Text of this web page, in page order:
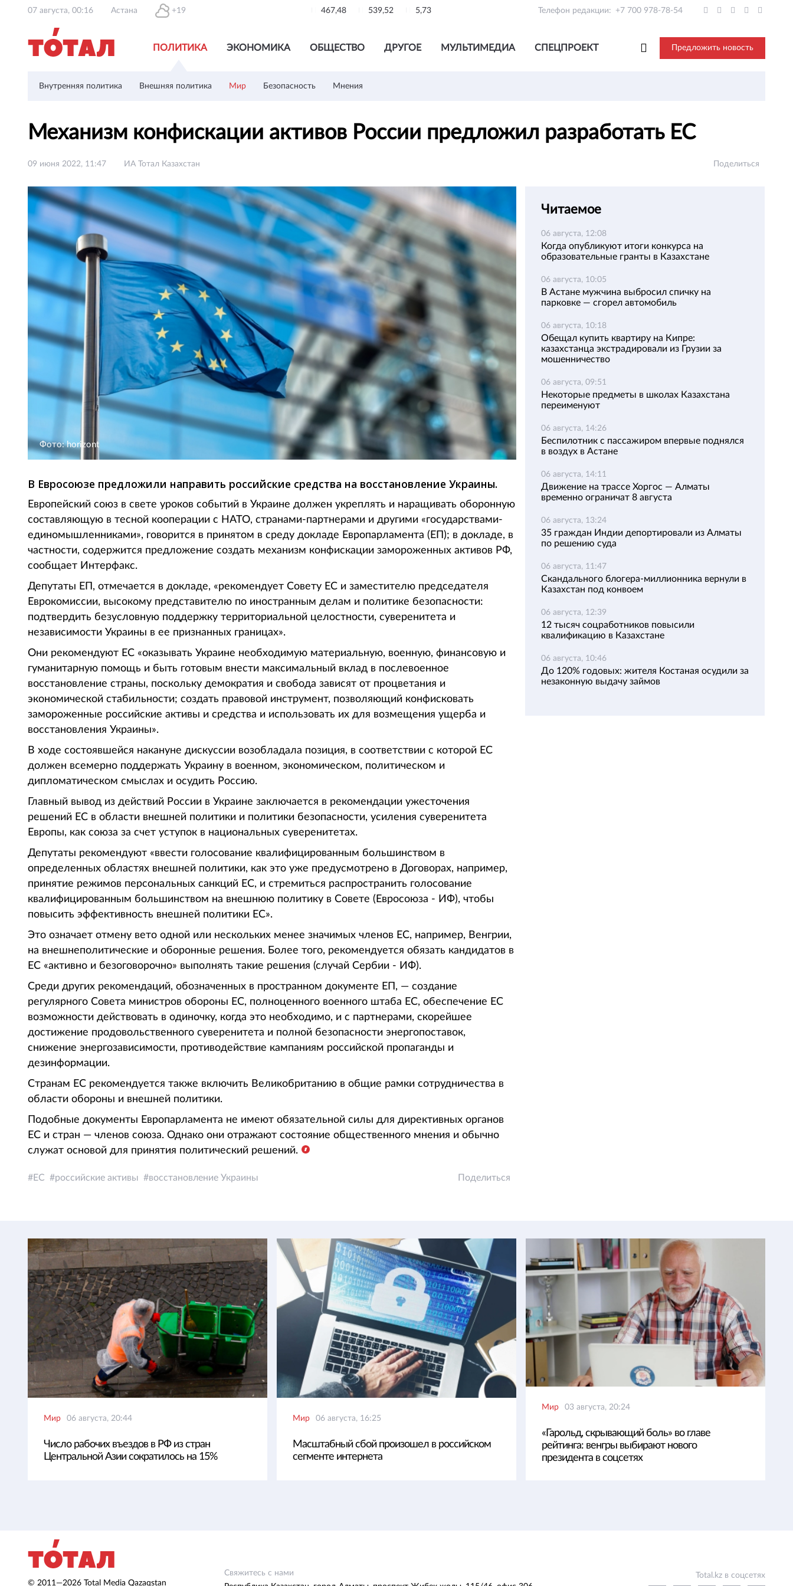
07 августа, 00:16 Астана +19 467,48 539,52 5,73 Телефон редакции: +7 700 978-78-54
ПОЛИТИКА ЭКОНОМИКА ОБЩЕСТВО ДРУГОЕ МУЛЬТИМЕДИА СПЕЦПРОЕКТ Предложить новость
Внутренняя политика Внешняя политика Мир Безопасность Мнения
Механизм конфискации активов России предложил разработать ЕС
09 июня 2022, 11:47 ИА Тотал Казахстан Поделиться
Фото: horizont
В Евросоюзе предложили направить российские средства на восстановление Украины.
Европейский союз в свете уроков событий в Украине должен укреплять и наращивать оборонную
составляющую в тесной кооперации с НАТО, странами-партнерами и другими «государствами-
единомышленниками», говорится в принятом в среду докладе Европарламента (ЕП); в докладе, в
частности, содержится предложение создать механизм конфискации замороженных активов РФ,
сообщает Интерфакс.
Депутаты ЕП, отмечается в докладе, «рекомендует Совету ЕС и заместителю председателя
Еврокомиссии, высокому представителю по иностранным делам и политике безопасности:
подтвердить безусловную поддержку территориальной целостности, суверенитета и
независимости Украины в ее признанных границах».
Они рекомендуют ЕС «оказывать Украине необходимую материальную, военную, финансовую и
гуманитарную помощь и быть готовым внести максимальный вклад в послевоенное
восстановление страны, поскольку демократия и свобода зависят от процветания и
экономической стабильности; создать правовой инструмент, позволяющий конфисковать
замороженные российские активы и средства и использовать их для возмещения ущерба и
восстановления Украины».
В ходе состоявшейся накануне дискуссии возобладала позиция, в соответствии с которой ЕС
должен всемерно поддержать Украину в военном, экономическом, политическом и
дипломатическом смыслах и осудить Россию.
Главный вывод из действий России в Украине заключается в рекомендации ужесточения
решений ЕС в области внешней политики и политики безопасности, усиления суверенитета
Европы, как союза за счет уступок в национальных суверенитетах.
Депутаты рекомендуют «ввести голосование квалифицированным большинством в
определенных областях внешней политики, как это уже предусмотрено в Договорах, например,
принятие режимов персональных санкций ЕС, и стремиться распространить голосование
квалифицированным большинством на внешнюю политику в Совете (Евросоюза - ИФ), чтобы
повысить эффективность внешней политики ЕС».
Это означает отмену вето одной или нескольких менее значимых членов ЕС, например, Венгрии,
на внешнеполитические и оборонные решения. Более того, рекомендуется обязать кандидатов в
ЕС «активно и безоговорочно» выполнять такие решения (случай Сербии - ИФ).
Среди других рекомендаций, обозначенных в пространном документе ЕП, — создание
регулярного Совета министров обороны ЕС, полноценного военного штаба ЕС, обеспечение ЕС
возможности действовать в одиночку, когда это необходимо, и с партнерами, скорейшее
достижение продовольственного суверенитета и полной безопасности энергопоставок,
снижение энергозависимости, противодействие кампаниям российской пропаганды и
дезинформации.
Странам ЕС рекомендуется также включить Великобританию в общие рамки сотрудничества в
области обороны и внешней политики.
Подобные документы Европарламента не имеют обязательной силы для директивных органов
ЕС и стран — членов союза. Однако они отражают состояние общественного мнения и обычно
служат основой для принятия политический решений.
ЕС российские активы восстановление Украины Поделиться
Читаемое
06 августа, 12:08
Когда опубликуют итоги конкурса на
образовательные гранты в Казахстане
06 августа, 10:05
В Астане мужчина выбросил спичку на
парковке — сгорел автомобиль
06 августа, 10:18
Обещал купить квартиру на Кипре:
казахстанца экстрадировали из Грузии за
мошенничество
06 августа, 09:51
Некоторые предметы в школах Казахстана
переименуют
06 августа, 14:26
Беспилотник с пассажиром впервые поднялся
в воздух в Астане
06 августа, 14:11
Движение на трассе Хоргос — Алматы
временно ограничат 8 августа
06 августа, 13:24
35 граждан Индии депортировали из Алматы
по решению суда
06 августа, 11:47
Скандального блогера-миллионника вернули в
Казахстан под конвоем
06 августа, 12:39
12 тысяч соцработников повысили
квалификацию в Казахстане
06 августа, 10:46
До 120% годовых: жителя Костаная осудили за
незаконную выдачу займов
Мир 06 августа, 20:44
Число рабочих въездов в РФ из стран
Центральной Азии сократилось на 15%
Мир 06 августа, 16:25
Масштабный сбой произошел в российском
сегменте интернета
Мир 03 августа, 20:24
«Гарольд, скрывающий боль» во главе
рейтинга: венгры выбирают нового
президента в соцсетях
© 2011—2026 Total Media Qazaqstan
Свяжитесь с нами
Total.kz в соцсетях